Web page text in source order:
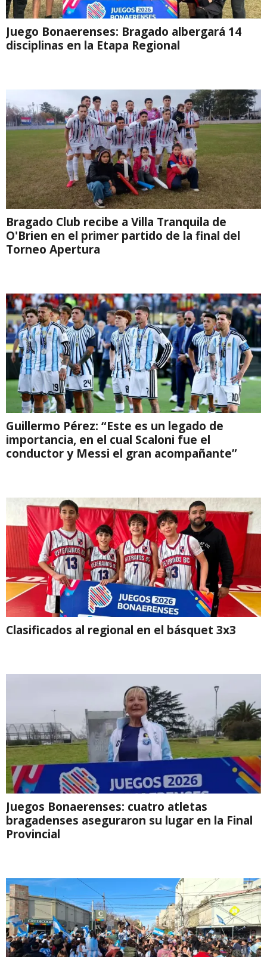
Juego Bonaerenses: Bragado albergará 14
disciplinas en la Etapa Regional
Bragado Club recibe a Villa Tranquila de
O'Brien en el primer partido de la final del
Torneo Apertura
Guillermo Pérez: “Este es un legado de
importancia, en el cual Scaloni fue el
conductor y Messi el gran acompañante”
Clasificados al regional en el básquet 3x3
Juegos Bonaerenses: cuatro atletas
bragadenses aseguraron su lugar en la Final
Provincial